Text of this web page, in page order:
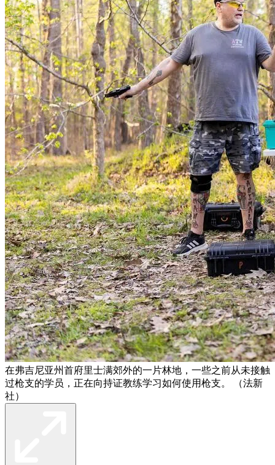
在弗吉尼亚州首府里士满郊外的一片林地，一些之前从未接触
过枪支的学员，正在向持证教练学习如何使用枪支。 （法新
社）